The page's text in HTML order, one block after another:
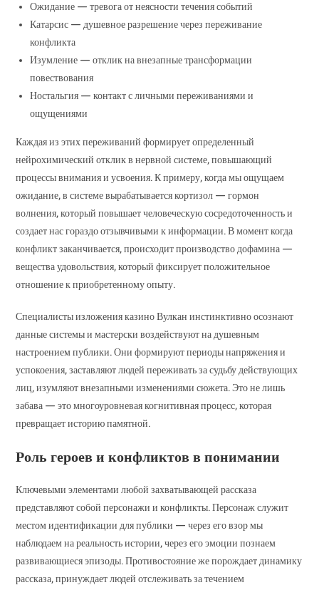
Ожидание — тревога от неясности течения событий
Катарсис — душевное разрешение через переживание
конфликта
Изумление — отклик на внезапные трансформации
повествования
Ностальгия — контакт с личными переживаниями и
ощущениями
Каждая из этих переживаний формирует определенный
нейрохимический отклик в нервной системе, повышающий
процессы внимания и усвоения. К примеру, когда мы ощущаем
ожидание, в системе вырабатывается кортизол — гормон
волнения, который повышает человеческую сосредоточенность и
создает нас гораздо отзывчивыми к информации. В момент когда
конфликт заканчивается, происходит производство дофамина —
вещества удовольствия, который фиксирует положительное
отношение к приобретенному опыту.
Специалисты изложения казино Вулкан инстинктивно осознают
данные системы и мастерски воздействуют на душевным
настроением публики. Они формируют периоды напряжения и
успокоения, заставляют людей переживать за судьбу действующих
лиц, изумляют внезапными изменениями сюжета. Это не лишь
забава — это многоуровневая когнитивная процесс, которая
превращает историю памятной.
Роль героев и конфликтов в понимании
Ключевыми элементами любой захватывающей рассказа
представляют собой персонажи и конфликты. Персонаж служит
местом идентификации для публики — через его взор мы
наблюдаем на реальность истории, через его эмоции познаем
развивающиеся эпизоды. Противостояние же порождает динамику
рассказа, принуждает людей отслеживать за течением